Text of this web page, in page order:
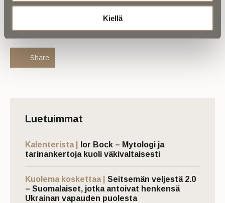
Kiellä
Jaa uutinen:
Share
Luetuimmat
Kalenterista |
Ior Bock – Mytologi ja
tarinankertoja kuoli väkivaltaisesti
Kuolema koskettaa |
Seitsemän veljestä 2.0
– Suomalaiset, jotka antoivat henkensä
Ukrainan vapauden puolesta